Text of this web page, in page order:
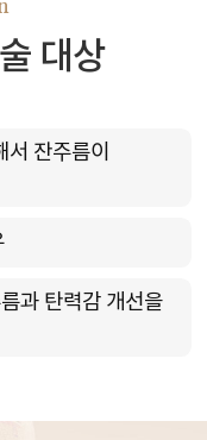
대상
잔주름이
과 탄력감 개선을